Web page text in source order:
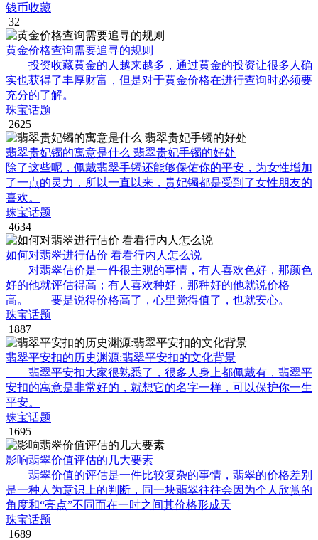
钱币收藏
32
黄金价格查询需要追寻的规则
投资收藏黄金的人越来越多，通过黄金的投资让很多人确
实也获得了丰厚财富，但是对于黄金价格在进行查询时必须要
充分的了解。
珠宝话题
2625
翡翠贵妃镯的寓意是什么 翡翠贵妃手镯的好处
除了这些呢，佩戴翡翠手镯还能够保佑你的平安，为女性增加
了一点的灵力，所以一直以来，贵妃镯都是受到了女性朋友的
喜欢。
珠宝话题
4634
如何对翡翠进行估价 看看行内人怎么说
对翡翠估价是一件很主观的事情，有人喜欢色好，那颜色
好的他就评估得高；有人喜欢种好，那种好的他就说价格
高。 要是说得价格高了，心里觉得值了，也就安心。
珠宝话题
1887
翡翠平安扣的历史渊源:翡翠平安扣的文化背景
翡翠平安扣大家很熟悉了，很多人身上都佩戴有，翡翠平
安扣的寓意是非常好的，就想它的名字一样，可以保护你一生
平安。
珠宝话题
1695
影响翡翠价值评估的几大要素
翡翠价值的评估是一件比较复杂的事情，翡翠的价格差别
是一种人为意识上的判断，同一块翡翠往往会因为个人欣赏的
角度和“亮点”不同而在一时之间其价格形成天
珠宝话题
1689